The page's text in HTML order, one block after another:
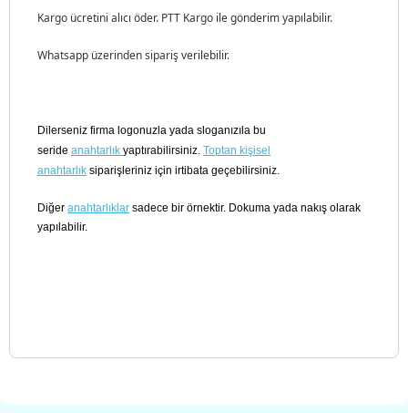
Kargo ücretini alıcı öder. PTT Kargo ile gönderim yapılabilir.
Whatsapp üzerinden sipariş verilebilir.
Dilerseniz firma logonuzla yada sloganızıla bu
seride anahtarlık yaptırabilirsiniz. Toptan kişisel
anahtarlık siparişleriniz için irtibata geçebilirsiniz.
Diğer anahtarlıklar sadece bir örnektir. Dokuma yada nakış olarak
yapılabilir.